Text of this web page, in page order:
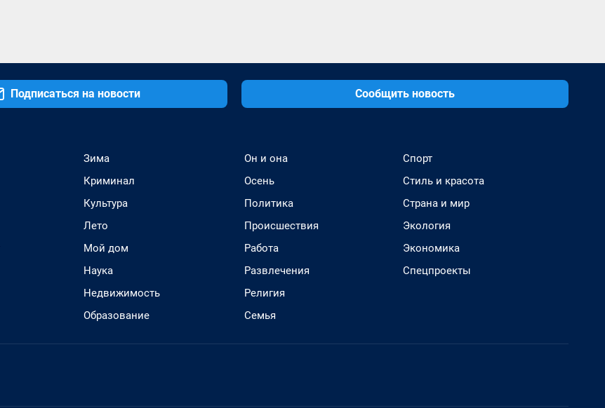
Подписаться на новости Сообщить новость
Зима
Криминал
Культура
Лето
Мой дом
Наука
Недвижимость
Образование
Он и она
Осень
Политика
Происшествия
Работа
Развлечения
Религия
Семья
Спорт
Стиль и красота
Страна и мир
Экология
Экономика
Спецпроекты